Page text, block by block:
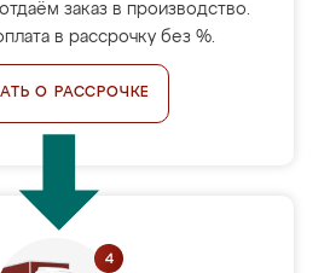
заказ в производство.
в рассрочку без %.
О РАССРОЧКЕ